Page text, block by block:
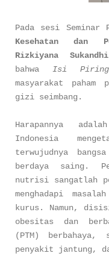
Pada sesi
Kesehatan dan
Rizkiyana
bahwa Isi
masyarakat paham
gizi seimbang.
Harapannya
Indonesia
terwujudnya
berdaya saing.
nutrisi sangatlah
menghadapi
kurus. Namun,
obesitas dan
(PTM)
penyakit jantung,